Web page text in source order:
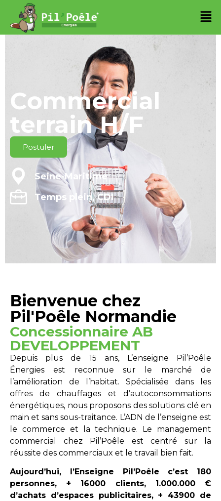
Commercial
terrain H/F
Postuler
Seine-Maritime
Temps plein, CDI
Bienvenue chez
Pil'Poêle Normandie
Concessionnaire AB
DEVELOPPEMENT
Depuis plus de 15 ans, L’enseigne Pil’Poêle
Énergies est reconnue sur le marché de
l’amélioration de l’habitat. Spécialisée dans les
offres de chauffages et d’autoconsommations
énergétiques, nous proposons des solutions clé en
main et sans sous-traitance. L’ADN de l’enseigne est
le commerce et la technique. Le management
commercial chez Pil’Poêle est centré sur la
réussite des commerciaux et le travail bien fait.
Aujourd’hui, l’Enseigne Pil’Poêle c’est 180
personnes, + 16000 clients, 1.000.000 €
d’achats d’espaces publicitaires, + 43900 de